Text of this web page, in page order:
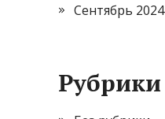
Сентябрь 2024
Рубрики